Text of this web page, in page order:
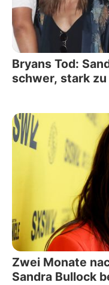
Bryans Tod:
schwer, stark
Zwei Monate
Sandra Bullock